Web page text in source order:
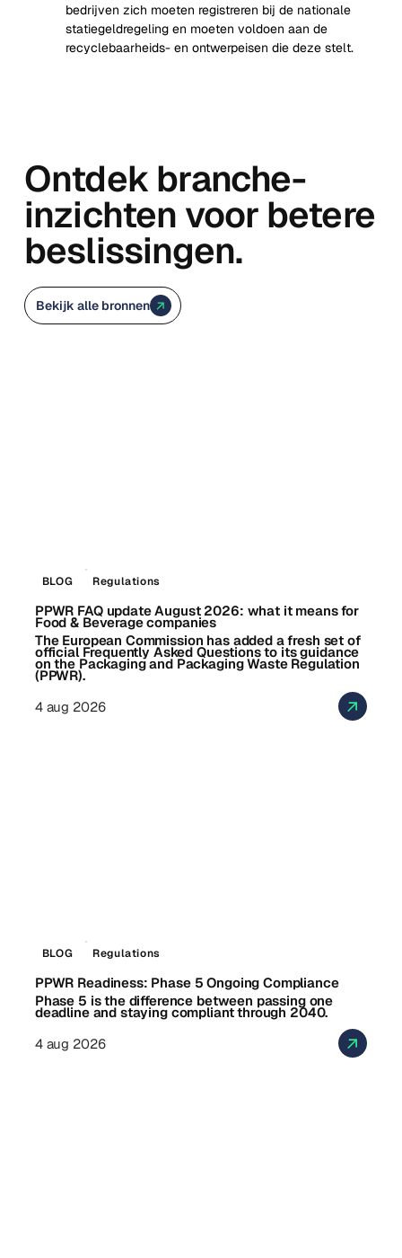
bedrijven zich moeten registreren bij de nationale
statiegeldregeling en moeten voldoen aan de
recyclebaarheids- en ontwerpeisen die deze stelt.
Ontdek branche-
inzichten voor betere
beslissingen.
Bekijk alle bronnen
BLOG Regulations
PPWR FAQ update August 2026: what it means for
Food & Beverage companies
The European Commission has added a fresh set of
official Frequently Asked Questions to its guidance
on the Packaging and Packaging Waste Regulation
(PPWR).
4 aug 2026
BLOG Regulations
PPWR Readiness: Phase 5 Ongoing Compliance
Phase 5 is the difference between passing one
deadline and staying compliant through 2040.
4 aug 2026